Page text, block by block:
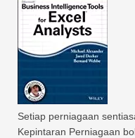
Setiap perniagaan
Kepintaran Perniagaan